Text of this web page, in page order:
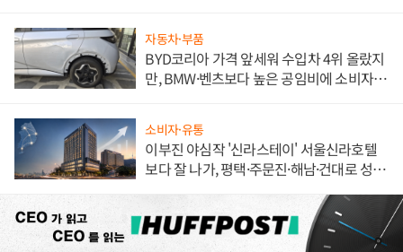
자동차·부품
BYD코리아 가격 앞세워 수입차 4위 올랐지
만, BMW·벤츠보다 높은 공임비에 소비자
소비자·유통
이부진 야심작 '신라스테이' 서울신라호텔
보다 잘 나가, 평택·주문진·해남·건대로 성